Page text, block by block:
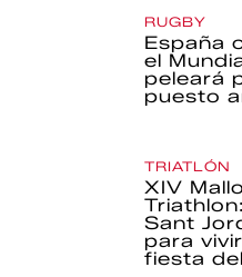
RUGBY
España
el
peleará
puesto
TRIATLÓN
XIV
Sant
para
fiesta